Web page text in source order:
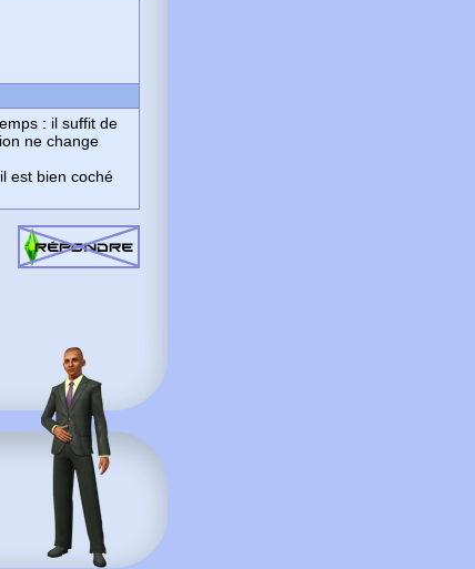
: il suffit de
ne change
est bien coché